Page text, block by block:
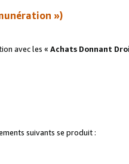
»)
avec les « Achats Donnant
suivants se produit :